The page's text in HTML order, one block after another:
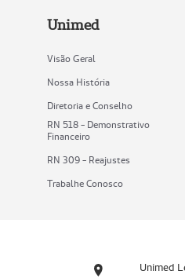
Unimed
Visão Geral
Nossa História
Diretoria e Conselho
RN 518 - Demonstrativo
Financeiro
RN 309 - Reajustes
Trabalhe Conosco
Unimed